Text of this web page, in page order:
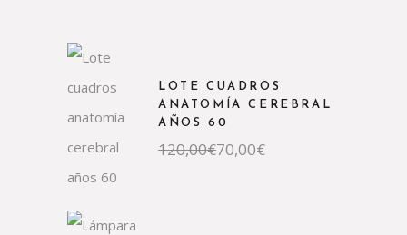
LOTE CUADROS
ANATOMÍA CEREBRAL
AÑOS 60
120,00€
El
precio
70,00€
El
precio